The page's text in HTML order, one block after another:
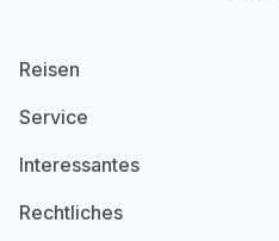
Reisen
Service
Interessantes
Rechtliches